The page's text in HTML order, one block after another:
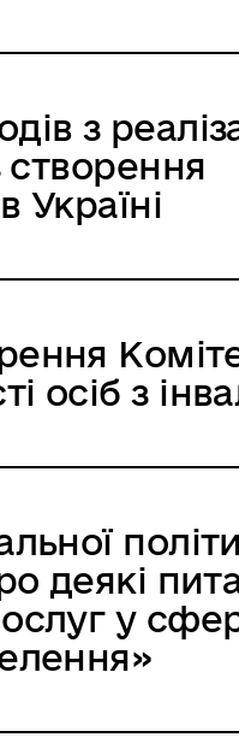
з
створення
Україні
осіб з
деякі
у